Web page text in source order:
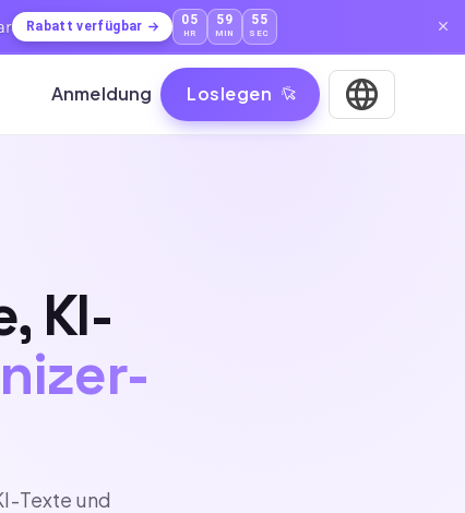
Rabatt verfügbar 05
HR
59
MIN
53
SEC
Anmeldung Loslegen
KI-
Texte und